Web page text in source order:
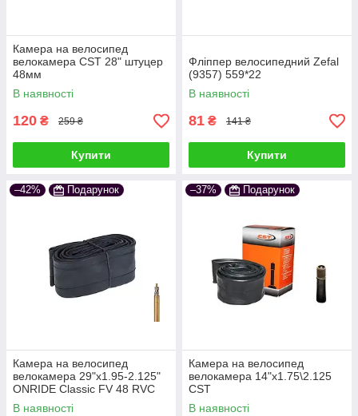
Камера на велосипед
велокамера CST 28" штуцер
48мм
В наявності
120 ₴ 259 ₴
Купити
Фліппер велосипедний Zefal
(9357) 559*22
В наявності
81 ₴ 141 ₴
Купити
–42% Подарунок
Камера на велосипед
велокамера 29"x1.95-2.125"
ONRIDE Classic FV 48 RVC
OEM
В наявності
–37% Подарунок
Камера на велосипед
велокамера 14"х1.75\2.125
CST
В наявності